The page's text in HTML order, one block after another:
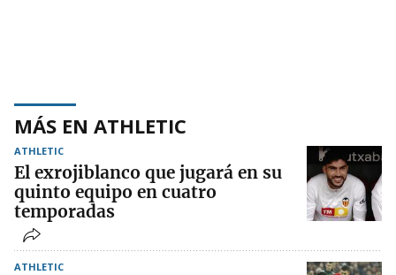
MÁS EN ATHLETIC
ATHLETIC
El exrojiblanco que jugará en su
quinto equipo en cuatro
temporadas
ATHLETIC